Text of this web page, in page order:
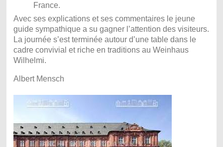
France.
Avec ses explications et ses commentaires le jeune
guide sympathique a su gagner l’attention des visiteurs.
La journée s’est terminée autour d’une table dans le
cadre convivial et riche en traditions au Weinhaus
Wilhelmi.
Albert Mensch